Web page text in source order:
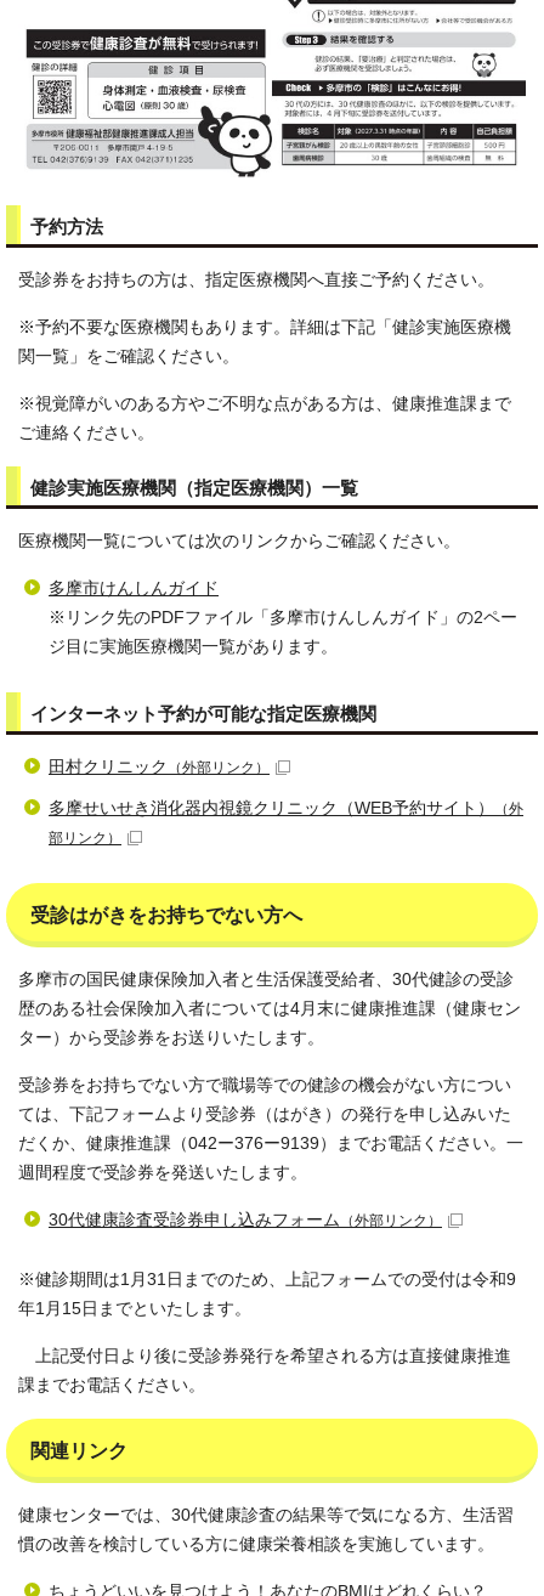
予約方法
受診券をお持ちの方は、指定医療機関へ直接ご予約ください。
※予約不要な医療機関もあります。詳細は下記「健診実施医療機
関一覧」をご確認ください。
※視覚障がいのある方やご不明な点がある方は、健康推進課まで
ご連絡ください。
健診実施医療機関（指定医療機関）一覧
医療機関一覧については次のリンクからご確認ください。
多摩市けんしんガイド
※リンク先のPDFファイル「多摩市けんしんガイド」の2ペー
ジ目に実施医療機関一覧があります。
インターネット予約が可能な指定医療機関
田村クリニック （外部リンク）
多摩せいせき消化器内視鏡クリニック（WEB予約サイト）
（外
部リンク）
受診はがきをお持ちでない方へ
多摩市の国民健康保険加入者と生活保護受給者、30代健診の受診
歴のある社会保険加入者については4月末に健康推進課（健康セン
ター）から受診券をお送りいたします。
受診券をお持ちでない方で職場等での健診の機会がない方につい
ては、下記フォームより受診券（はがき）の発行を申し込みいた
だくか、健康推進課（042ー376ー9139）までお電話ください。一
週間程度で受診券を発送いたします。
30代健康診査受診券申し込みフォーム （外部リンク）
※健診期間は1月31日までのため、上記フォームでの受付は令和9
年1月15日までといたします。
上記受付日より後に受診券発行を希望される方は直接健康推進
課までお電話ください。
関連リンク
健康センターでは、30代健康診査の結果等で気になる方、生活習
慣の改善を検討している方に健康栄養相談を実施しています。
ちょうどいいを見つけよう！あなたのBMIはどれくらい？